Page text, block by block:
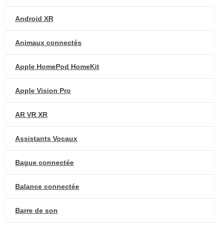
Android XR
Animaux connectés
Apple HomePod HomeKit
Apple Vision Pro
AR VR XR
Assistants Vocaux
Bague connectée
Balance connectée
Barre de son